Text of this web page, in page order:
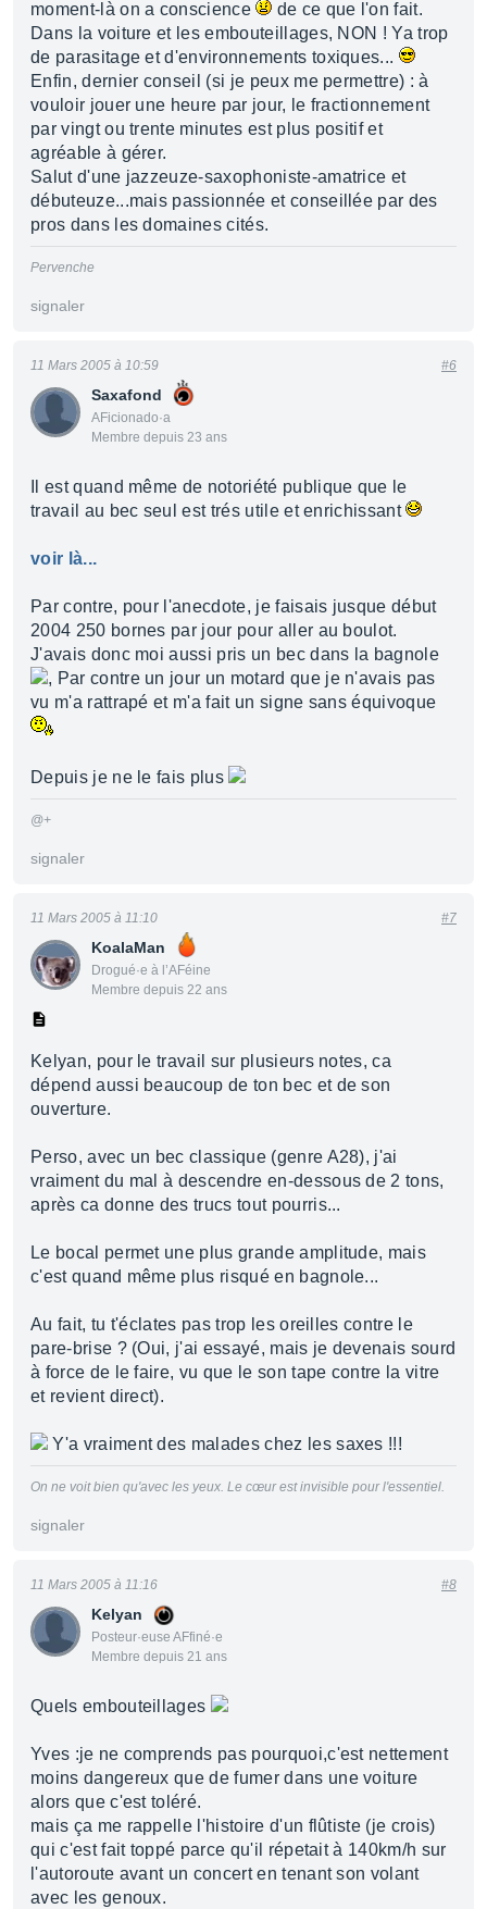
moment-là on a conscience
de ce que l'on fait.
Dans la voiture et les embouteillages, NON ! Ya trop
de parasitage et d'environnements toxiques...
Enfin, dernier conseil (si je peux me permettre) : à
vouloir jouer une heure par jour, le fractionnement
par vingt ou trente minutes est plus positif et
agréable à gérer.
Salut d'une jazzeuze-saxophoniste-amatrice et
débuteuze...mais passionnée et conseillée par des
pros dans les domaines cités.
Pervenche
signaler
Saxafond
AFicionado·a
Membre depuis 23 ans
11 Mars 2005 à 10:59 #6
Il est quand même de notoriété publique que le
travail au bec seul est trés utile et enrichissant
voir là...
Par contre, pour l'anecdote, je faisais jusque début
2004 250 bornes par jour pour aller au boulot.
J'avais donc moi aussi pris un bec dans la bagnole
, Par contre un jour un motard que je n'avais pas
vu m'a rattrapé et m'a fait un signe sans équivoque
Depuis je ne le fais plus
@+
signaler
KoalaMan
Drogué·e à l’AFéine
Membre depuis 22 ans
11 Mars 2005 à 11:10 #7
Kelyan, pour le travail sur plusieurs notes, ca
dépend aussi beaucoup de ton bec et de son
ouverture.
Perso, avec un bec classique (genre A28), j'ai
vraiment du mal à descendre en-dessous de 2 tons,
après ca donne des trucs tout pourris...
Le bocal permet une plus grande amplitude, mais
c'est quand même plus risqué en bagnole...
Au fait, tu t'éclates pas trop les oreilles contre le
pare-brise ? (Oui, j'ai essayé, mais je devenais sourd
à force de le faire, vu que le son tape contre la vitre
et revient direct).
Y'a vraiment des malades chez les saxes !!!
On ne voit bien qu'avec les yeux. Le cœur est invisible pour l'essentiel.
signaler
Kelyan
Posteur·euse AFfiné·e
Membre depuis 21 ans
11 Mars 2005 à 11:16 #8
Quels embouteillages
Yves :je ne comprends pas pourquoi,c'est nettement
moins dangereux que de fumer dans une voiture
alors que c'est toléré.
mais ça me rappelle l'histoire d'un flûtiste (je crois)
qui c'est fait toppé parce qu'il répetait à 140km/h sur
l'autoroute avant un concert en tenant son volant
avec les genoux.